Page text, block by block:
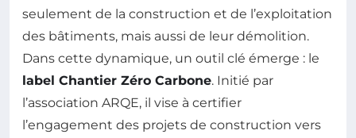
seulement de la construction et de l’exploitation
des bâtiments, mais aussi de leur démolition.
Dans cette dynamique, un outil clé émerge : le
label Chantier Zéro Carbone. Initié par
l’association ARQE, il vise à certifier
l’engagement des projets de construction vers